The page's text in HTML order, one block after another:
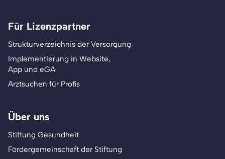
Für Lizenzpartner
Strukturverzeichnis der Versorgung
Implementierung in Website,
App und eGA
Arztsuchen für Profis
Über uns
Stiftung Gesundheit
Fördergemeinschaft der Stiftung